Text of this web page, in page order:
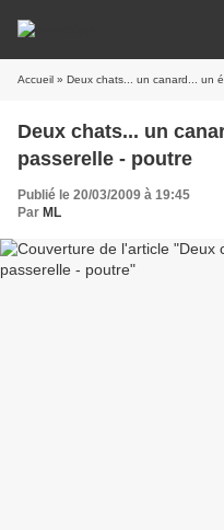
Accueil » Deux chats... un canard... un
Deux chats... un
passerelle - poutre
Publié le 20/03/2009 à 19:45
Par ML